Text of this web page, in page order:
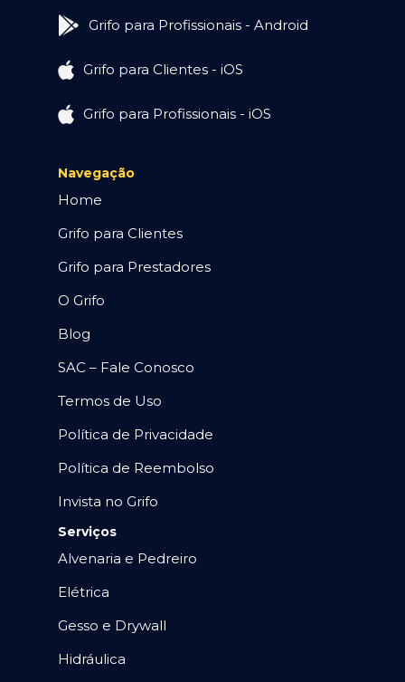
Grifo para Profissionais - Android
Grifo para Clientes - iOS
Grifo para Profissionais - iOS
Navegação
Home
Grifo para Clientes
Grifo para Prestadores
O Grifo
Blog
SAC – Fale Conosco
Termos de Uso
Política de Privacidade
Política de Reembolso
Invista no Grifo
Serviços
Alvenaria e Pedreiro
Elétrica
Gesso e Drywall
Hidráulica